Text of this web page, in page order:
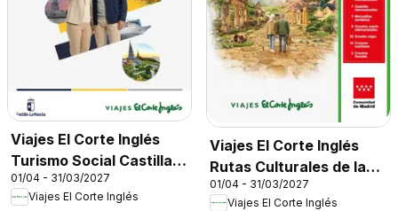
Viajes El Corte Inglés
Turismo Social Castilla
La Mancha
01/04 - 31/03/2027
Viajes El Corte Inglés
Viajes El Corte Inglés
Rutas Culturales de la
Comunidad de Madrid
01/04 - 31/03/2027
Viajes El Corte Inglés